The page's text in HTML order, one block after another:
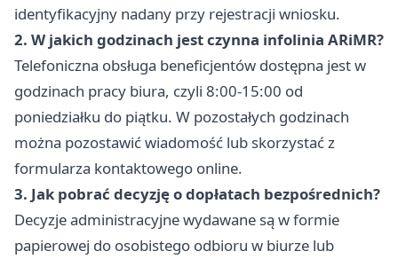
identyfikacyjny nadany przy rejestracji wniosku.
2. W jakich godzinach jest czynna infolinia ARiMR?
Telefoniczna obsługa beneficjentów dostępna jest w
godzinach pracy biura, czyli 8:00-15:00 od
poniedziałku do piątku. W pozostałych godzinach
można pozostawić wiadomość lub skorzystać z
formularza kontaktowego online.
3. Jak pobrać decyzję o dopłatach bezpośrednich?
Decyzje administracyjne wydawane są w formie
papierowej do osobistego odbioru w biurze lub